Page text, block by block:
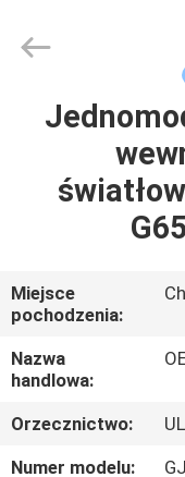
DOM
PRODUKTY
O
NAS
WYCIECZKA
PO
Industry
Miejsce
pochodzenia:
Nazwa
handlowa:
Orzecznictwo:
Numer modelu: